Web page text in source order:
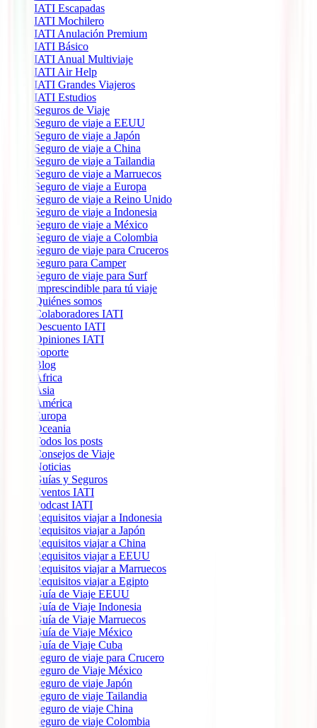
IATI Escapadas
IATI Mochilero
IATI Anulación Premium
IATI Básico
IATI Anual Multiviaje
IATI Air Help
IATI Grandes Viajeros
IATI Estudios
Seguros de Viaje
Seguro de viaje a EEUU
Seguro de viaje a Japón
Seguro de viaje a China
Seguro de viaje a Tailandia
Seguro de viaje a Marruecos
Seguro de viaje a Europa
Seguro de viaje a Reino Unido
Seguro de viaje a Indonesia
Seguro de viaje a México
Seguro de viaje a Colombia
Seguro de viaje para Cruceros
Seguro para Camper
Seguro de viaje para Surf
Imprescindible para tú viaje
Quiénes somos
Colaboradores IATI
Descuento IATI
Opiniones IATI
Soporte
Blog
África
Ásia
América
Europa
Oceania
Todos los posts
Consejos de Viaje
Noticias
Guías y Seguros
Eventos IATI
Podcast IATI
Requisitos viajar a Indonesia
Requisitos viajar a Japón
Requisitos viajar a China
Requisitos viajar a EEUU
Requisitos viajar a Marruecos
Requisitos viajar a Egipto
Guía de Viaje EEUU
Guía de Viaje Indonesia
Guía de Viaje Marruecos
Guía de Viaje México
Guía de Viaje Cuba
Seguro de viaje para Crucero
Seguro de Viaje México
Seguro de viaje Japón
Seguro de viaje Tailandia
Seguro de viaje China
Seguro de viaje Colombia